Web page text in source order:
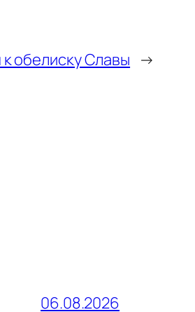
обелиску Славы →
06.08.2026